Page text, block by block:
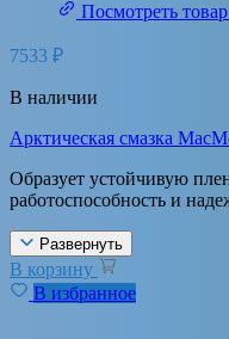
Посмотреть товар
7533 ₽
В наличии
Арктическая смазка
Образует устойчивую
работоспособность и
Развернуть
В корзину
В избранное